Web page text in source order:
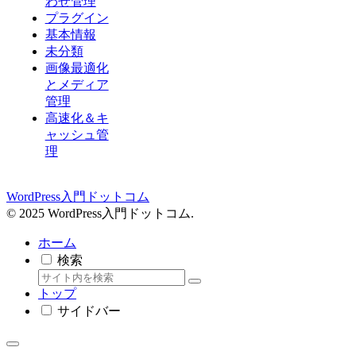
プラグイン
基本情報
未分類
画像最適化
とメディア
管理
高速化＆キ
ャッシュ管
理
WordPress入門ドットコム
© 2025 WordPress入門ドットコム.
ホーム
検索
トップ
サイドバー